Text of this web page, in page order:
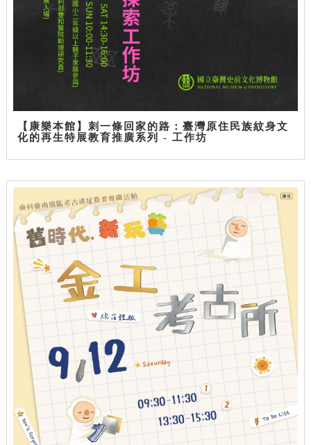
【康樂本館】刺一條回家的路：臺灣原住民族紋身文
化的再生特展教育推廣系列 - 工作坊